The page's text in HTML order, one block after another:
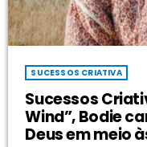
SUCESSOS CRIATIVA
Sucessos
Wind”, Bodie
Deus em meio